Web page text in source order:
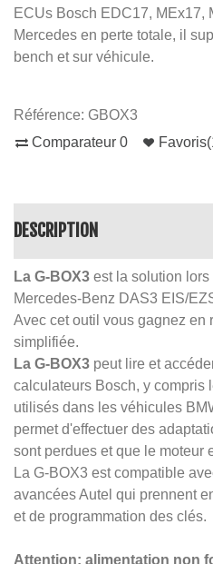
ECUs Bosch EDC17, MEx17,
Mercedes en perte totale, il
bench et sur véhicule.
Référence: GBOX3
Comparateur 0 Favoris(
DESCRIPTION
La G-BOX3 est la solution
Mercedes-Benz DAS3 EIS/
Avec cet outil vous gagnez en
simplifiée.
La G-BOX3 peut lire et
calculateurs Bosch, y compris
utilisés dans les véhicules
permet d'effectuer des
sont perdues et que le moteur
La G-BOX3 est compatible
avancées Autel qui prennent
et de programmation des clés.
Attention: alimentation non